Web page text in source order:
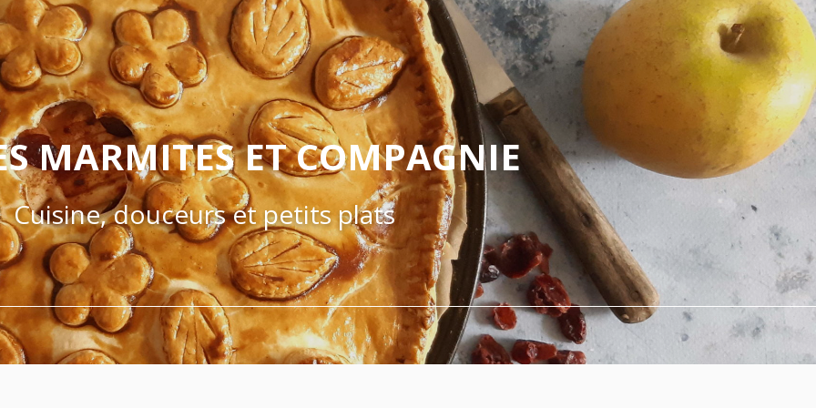
MARMITES ET COMPAGNIE
Cuisine, douceurs et petits plats